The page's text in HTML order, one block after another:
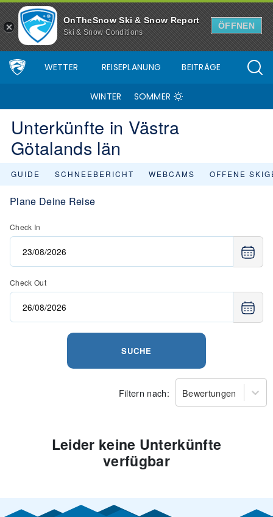
OnTheSnow Ski & Snow Report
Ski & Snow Conditions
ÖFFNEN
WETTER REISEPLANUNG BEITRÄGE
WINTER SOMMER
Unterkünfte in Västra
Götalands län
GUIDE SCHNEEBERICHT WEBCAMS OFFENE
Plane Deine Reise
Check In
Check Out
SUCHE
Filtern nach: Bewertungen
Leider keine Unterkünfte
verfügbar